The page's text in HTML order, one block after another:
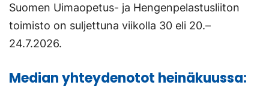
Suomen Uimaopetus- ja Hengenpelastusliiton
toimisto on suljettuna viikolla 30 eli 20.–
24.7.2026.
Median yhteydenotot heinäkuussa: